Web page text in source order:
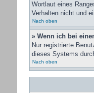
Wortlaut eines
Verhalten nicht und
Nach oben
» Wenn ich bei
Nur registrierte
dieses Systems
Nach oben